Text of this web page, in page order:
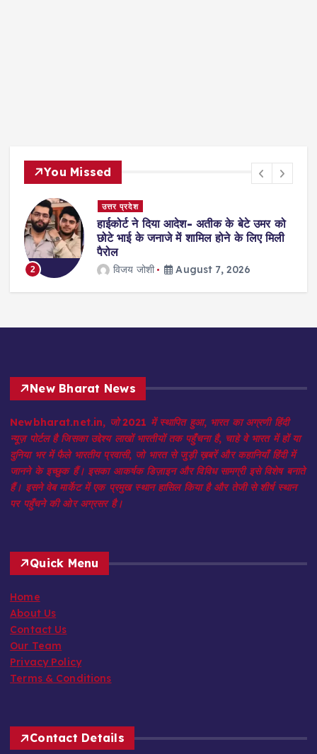
You Missed
उत्तर प्रदेश
हाईकोर्ट ने दिया आदेश- अतीक के बेटे उमर को
छोटे भाई के जनाजे में शामिल होने के लिए मिली
पैरोल
विजय जोशी August 7, 2026
New Bharat News
Newbharat.net.in, जो 2021 में स्थापित हुआ, भारत का अग्रणी हिंदी
न्यूज़ पोर्टल है जिसका उद्देश्य लाखों भारतीयों तक पहुँचना है, चाहे वे भारत में हों या
दुनिया भर में फैले भारतीय प्रवासी, जो भारत से जुड़ी ख़बरें और कहानियाँ हिंदी में
जानने के इच्छुक हैं। इसका आकर्षक डिज़ाइन और विविध सामग्री इसे विशेष बनाते
हैं। इसने वेब मार्केट में एक प्रमुख स्थान हासिल किया है और तेजी से शीर्ष स्थान
पर पहुँचने की ओर अग्रसर है।
Quick Menu
Home
About Us
Contact Us
Our Team
Privacy Policy
Terms & Conditions
Contact Details